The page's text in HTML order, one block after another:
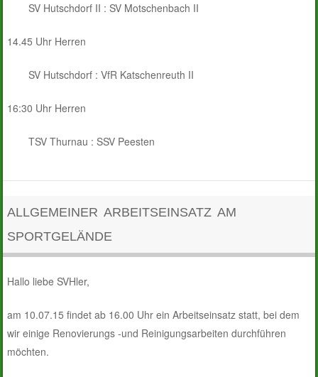
SV Hutschdorf II : SV Motschenbach II
14.45 Uhr Herren
SV Hutschdorf : VfR Katschenreuth II
16:30 Uhr Herren
TSV Thurnau : SSV Peesten
ALLGEMEINER ARBEITSEINSATZ AM
SPORTGELÄNDE
Hallo liebe SVHler,
am 10.07.15 findet ab 16.00 Uhr ein Arbeitseinsatz statt, bei dem
wir einige Renovierungs -und Reinigungsarbeiten durchführen
möchten.